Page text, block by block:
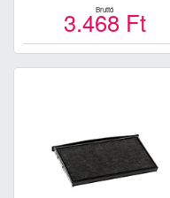
Bruttó
3.468 Ft